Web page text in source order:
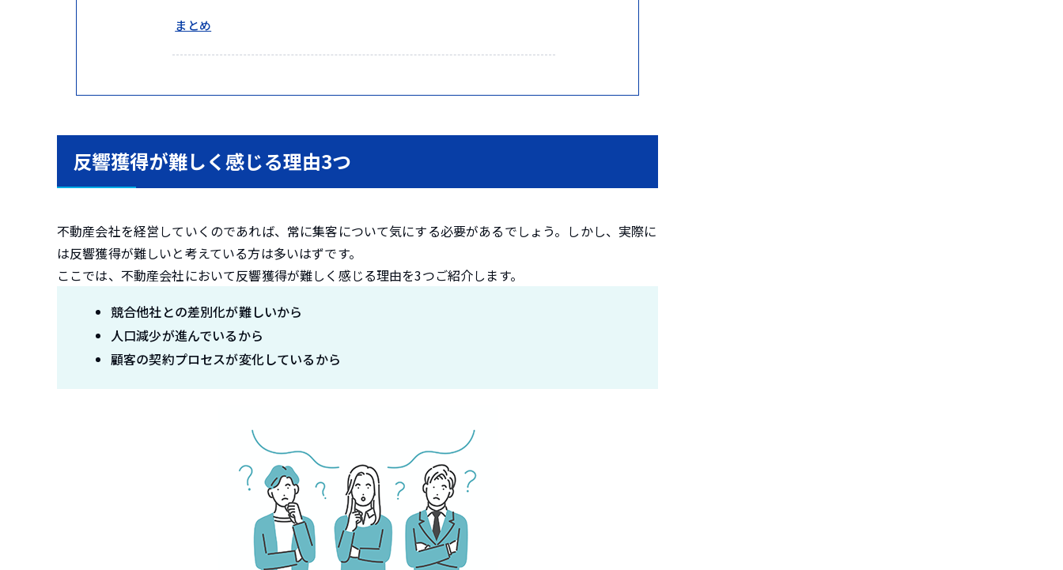
まとめ
反響獲得が難しく感じる理由3つ
不動産会社を経営していくのであれば、常に集客について気にする必要があるでしょう。しかし、実際に
は反響獲得が難しいと考えている方は多いはずです。
ここでは、不動産会社において反響獲得が難しく感じる理由を3つご紹介します。
競合他社との差別化が難しいから
人口減少が進んでいるから
顧客の契約プロセスが変化しているから